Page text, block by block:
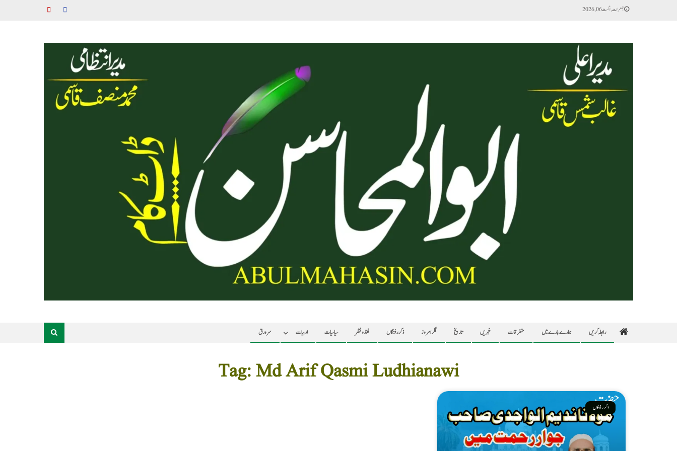
جمعرات, اگست 06, 2026
سرورق ادبیات سیاسیات نقد ونظر ذکر رفتگاں فکر امروز تاریخ خبریں متفرقات ہمارے بارے میں رابطہ کریں
Tag: Md Arif Qasmi Ludhianawi
ذکر رفتگاں